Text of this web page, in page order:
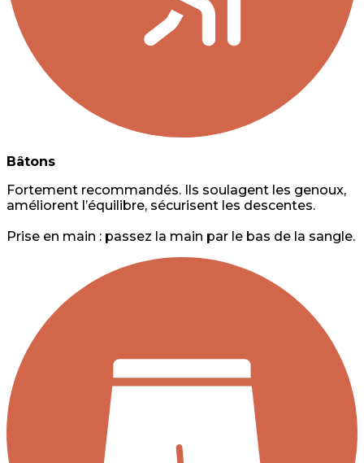
Bâtons
Fortement recommandés. Ils soulagent les genoux,
améliorent l’équilibre, sécurisent les descentes.
Prise en main : passez la main par le bas de la sangle.